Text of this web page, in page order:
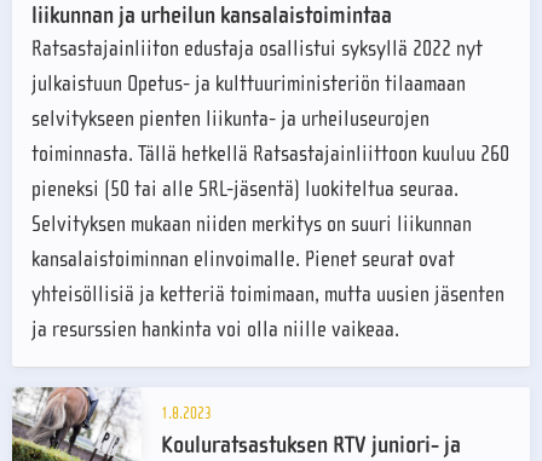
liikunnan ja urheilun kansalaistoimintaa
Ratsastajainliiton edustaja osallistui syksyllä 2022 nyt
julkaistuun Opetus- ja kulttuuriministeriön tilaamaan
selvitykseen pienten liikunta- ja urheiluseurojen
toiminnasta. Tällä hetkellä Ratsastajainliittoon kuuluu 260
pieneksi (50 tai alle SRL-jäsentä) luokiteltua seuraa.
Selvityksen mukaan niiden merkitys on suuri liikunnan
kansalaistoiminnan elinvoimalle. Pienet seurat ovat
yhteisöllisiä ja ketteriä toimimaan, mutta uusien jäsenten
ja resurssien hankinta voi olla niille vaikeaa.
1.8.2023
Kouluratsastuksen RTV juniori- ja